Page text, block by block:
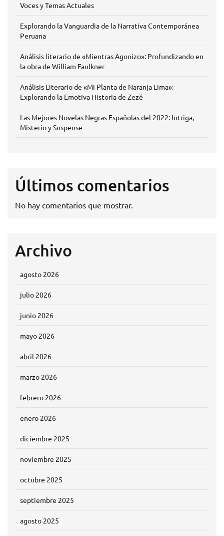
Voces y Temas Actuales
Explorando la Vanguardia de la Narrativa Contemporánea
Peruana
Análisis literario de «Mientras Agonizo»: Profundizando en
la obra de William Faulkner
Análisis Literario de «Mi Planta de Naranja Lima»:
Explorando la Emotiva Historia de Zezé
Las Mejores Novelas Negras Españolas del 2022: Intriga,
Misterio y Suspense
Últimos comentarios
No hay comentarios que mostrar.
Archivo
agosto 2026
julio 2026
junio 2026
mayo 2026
abril 2026
marzo 2026
febrero 2026
enero 2026
diciembre 2025
noviembre 2025
octubre 2025
septiembre 2025
agosto 2025